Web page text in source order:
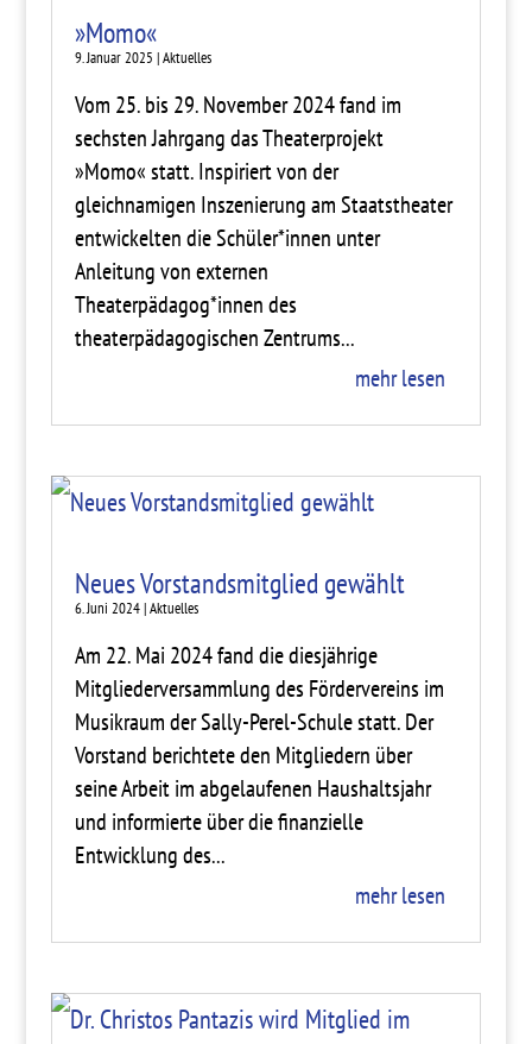
»Momo«
9. Januar 2025 |Aktuelles
Vom 25. bis 29. November 2024 fand im
sechsten Jahrgang das Theaterprojekt
»Momo« statt. Inspiriert von der
gleichnamigen Inszenierung am Staatstheater
entwickelten die Schüler*innen unter
Anleitung von externen
Theaterpädagog*innen des
theaterpädagogischen Zentrums...
mehr lesen
Neues Vorstandsmitglied gewählt
6. Juni 2024|Aktuelles
Am 22. Mai 2024 fand die diesjährige
Mitgliederversammlung des Fördervereins im
Musikraum der Sally-Perel-Schule statt. Der
Vorstand berichtete den Mitgliedern über
seine Arbeit im abgelaufenen Haushaltsjahr
und informierte über die finanzielle
Entwicklung des...
mehr lesen